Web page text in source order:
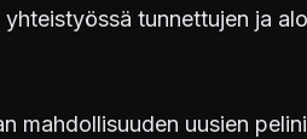
tunnettujen ja
mahdollisuuden uusien